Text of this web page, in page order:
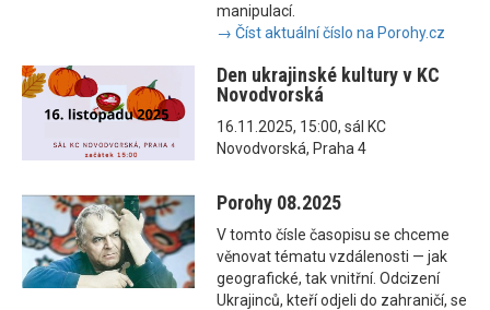
manipulací.
→ Číst aktuální číslo na Porohy.cz
Den ukrajinské kultury v KC
Novodvorská
16.11.2025, 15:00, sál KC
Novodvorská, Praha 4
Porohy 08.2025
V tomto čísle časopisu se chceme
věnovat tématu vzdálenosti — jak
geografické, tak vnitřní. Odcizení
Ukrajinců, kteří odjeli do zahraničí, se